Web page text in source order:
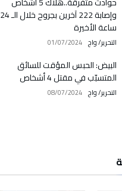
وإصابة 222 آخرين بجروح خلال الـ 24
ساعة الأخيرة
التحرير/ واج 01/07/2024
البيض: الحبس المؤقت للسائق
المتسبّب في مقتل 4 أشخاص
التحرير/ واج 08/07/2024